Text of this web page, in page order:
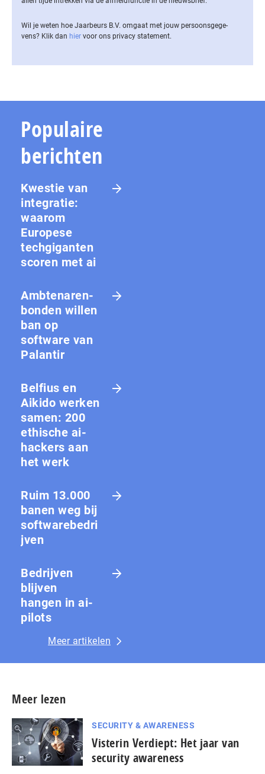
Wil je weten hoe Jaarbeurs B.V. omgaat met jouw per­soons­ge­ge­
vens? Klik dan hier voor ons privacy statement.
Populaire
berichten
Kwestie van
integratie:
waarom
Europese
techgiganten
scoren met ai
Amb­te­na­ren­
bon­den willen
ban op
software van
Palantir
Belfius en
Aikido werken
samen: 200
ethische ai-
hackers aan
het werk
Ruim 13.000
banen weg bij
softwarebedri
jven
Bedrijven
blijven
hangen in ai-
pilots
Meer artikelen
Meer lezen
SECURITY & AWARENESS
Visterin Verdiept: Het jaar van
security awareness